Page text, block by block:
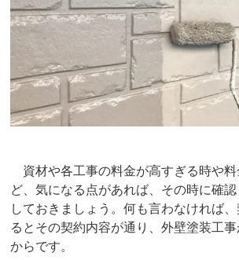
資材や各工事の料金が高すぎる時や
ど、気になる点があれば、その時に確
しておきましょう。何も言わなければ
るとその契約内容が通り、外壁塗装工
からです。